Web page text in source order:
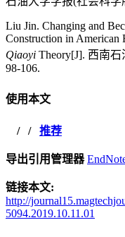
Liu Jin. Changing and
Construction in American
Qiaoyi Theory[J]. 西南
98-106.
使用本文
/ / 推荐
导出引用管理器
链接本文:
http://
5094.2019.10.11.01